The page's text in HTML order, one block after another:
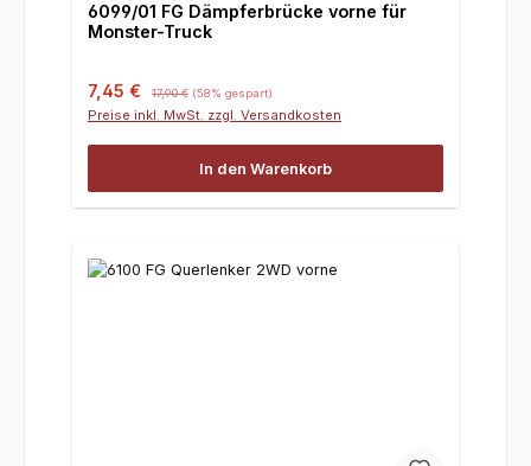
6099/01 FG Dämpferbrücke vorne für
Monster-Truck
Verkaufspreis:
7,45 € Regulärer Preis:
17,90 € (58% gespart)
Preise inkl. MwSt. zzgl. Versandkosten
In den Warenkorb